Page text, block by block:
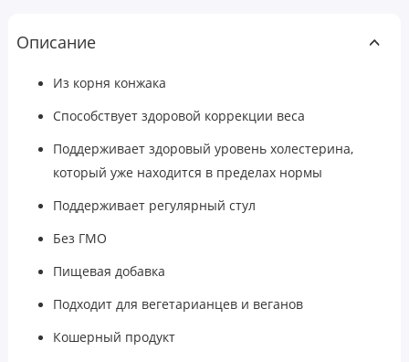
Описание
Из корня конжака
Способствует здоровой коррекции веса
Поддерживает здоровый уровень холестерина,
который уже находится в пределах нормы
Поддерживает регулярный стул
Без ГМО
Пищевая добавка
Подходит для вегетарианцев и веганов
Кошерный продукт